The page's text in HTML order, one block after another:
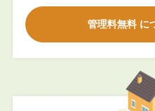
管理料無料 に